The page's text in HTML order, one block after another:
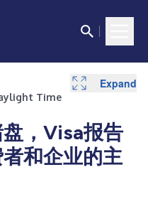
Time
，Visa报告
和企业的主
Expand